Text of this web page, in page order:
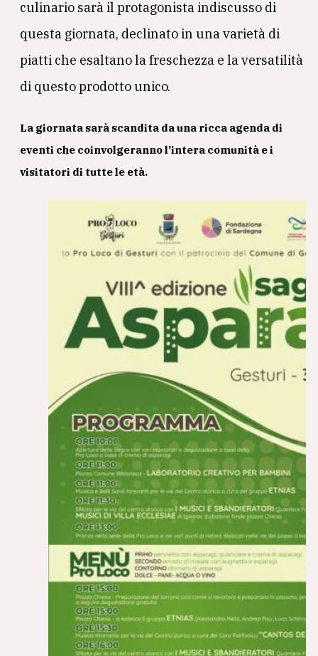
culinario sarà il protagonista indiscusso di
questa giornata, declinato in una varietà di
piatti che esaltano la freschezza e la versatilità
di questo prodotto unico.
La giornata sarà scandita da una ricca agenda di
eventi che coinvolgeranno l’intera comunità e i
visitatori di tutte le età.